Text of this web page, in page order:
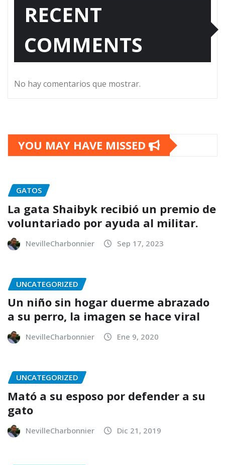
RECENT
COMMENTS
No hay comentarios que mostrar.
YOU MAY HAVE MISSED
GATOS
La gata Shaibyk recibió un premio de
voluntariado por ayuda al militar.
NevilleCharbonnier Sep 17, 2023
UNCATEGORIZED
Un niño sin hogar duerme abrazado
a su perro, la imagen se hace viral
NevilleCharbonnier Ene 9, 2020
UNCATEGORIZED
Mató a su esposo por defender a su
gato
NevilleCharbonnier Dic 21, 2019